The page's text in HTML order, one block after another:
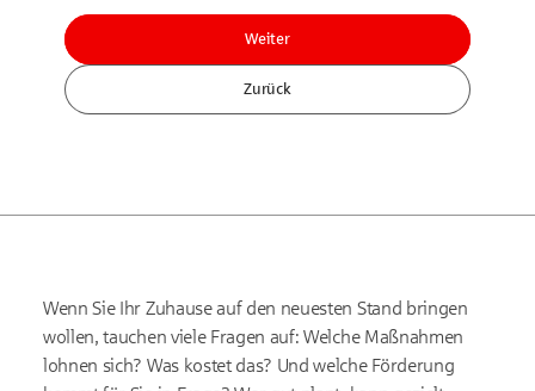
Zurück
Weiter
Wenn Sie Ihr Zuhause auf den neuesten Stand bringen
wollen, tauchen viele Fragen auf: Welche Maßnahmen
lohnen sich? Was kostet das? Und welche Förderung